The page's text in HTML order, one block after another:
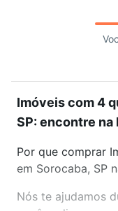
Imóveis com 4
SP: encontre na
Por que comprar
em Sorocaba, SP
Nós te ajudamos